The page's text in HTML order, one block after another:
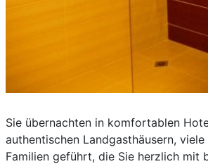
Sie übernachten in komfortablen
authentischen Landgasthäusern,
Familien geführt, die Sie herzlich mit